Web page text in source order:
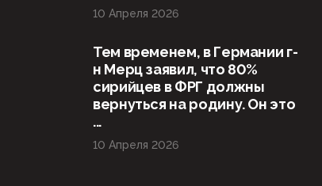
10 Апреля 2026
Тем временем, в Германии г-
н Мерц заявил, что 80%
сирийцев в ФРГ должны
вернуться на родину. Он это
...
10 Апреля 2026